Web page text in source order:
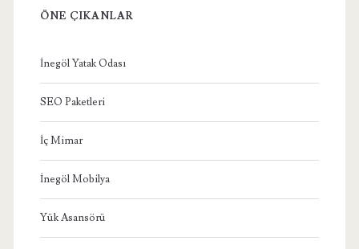
ÖNE ÇIKANLAR
İnegöl Yatak Odası
SEO Paketleri
İç Mimar
İnegöl Mobilya
Yük Asansörü